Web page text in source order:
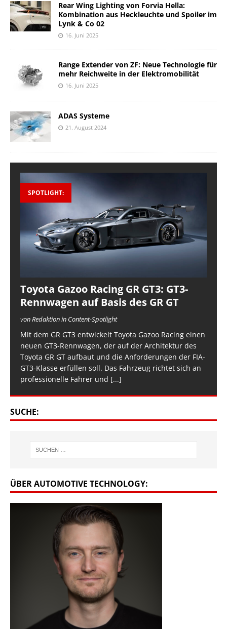
Rear Wing Lighting von Forvia Hella:
Kombination aus Heckleuchte und Spoiler im
Lynk & Co 02
16. Juni 2025
Range Extender von ZF: Neue Technologie für
mehr Reichweite in der Elektromobilität
16. Juni 2025
ADAS Systeme
21. August 2024
SPOTLIGHT:
Toyota Gazoo Racing GR GT3: GT3-
Rennwagen auf Basis des GR GT
von Redaktion in Content-Spotlight
Mit dem GR GT3 entwickelt Toyota Gazoo Racing einen
neuen GT3-Rennwagen, der auf der Architektur des
Toyota GR GT aufbaut und die Anforderungen der FIA-
GT3-Klasse erfüllen soll. Das Fahrzeug richtet sich an
professionelle Fahrer und [...]
SUCHE:
ÜBER AUTOMOTIVE TECHNOLOGY: